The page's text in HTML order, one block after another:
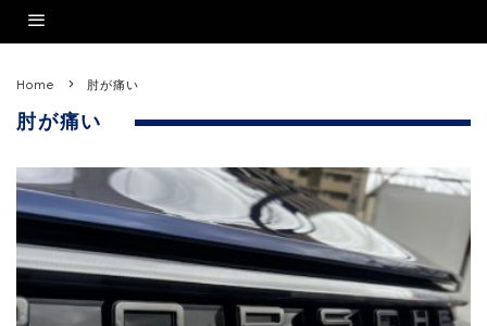
Home 肘が痛い
肘が痛い